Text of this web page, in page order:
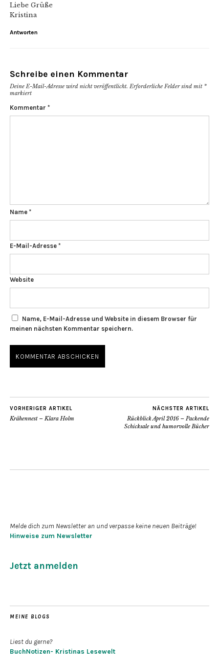
Liebe Grüße
Kristina
Antworten
Schreibe einen Kommentar
Deine E-Mail-Adresse wird nicht veröffentlicht. Erforderliche Felder sind mit *
markiert
Kommentar *
Name *
E-Mail-Adresse *
Website
Name, E-Mail-Adresse und Website in diesem Browser für
meinen nächsten Kommentar speichern.
VORHERIGER ARTIKEL
Krähennest – Klara Holm
NÄCHSTER ARTIKEL
Rückblick April 2016 – Packende
Schicksale und humorvolle Bücher
Melde dich zum Newsletter an und verpasse keine neuen Beiträge!
Hinweise zum Newsletter
Jetzt anmelden
MEINE BLOGS
Liest du gerne?
BuchNotizen- Kristinas Lesewelt